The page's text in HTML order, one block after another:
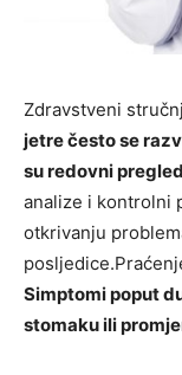
Zdravstveni
jetre često se
su redovni
analize i kontrolni
otkrivanju
Simptomi poput
stomaku ili